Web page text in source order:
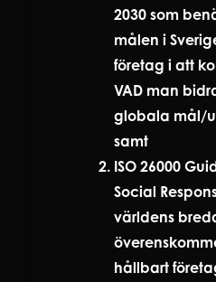
2030 som
målen i
företag i att
VAD man
globala mål/
samt
ISO 26000
Social
världens
hållbart